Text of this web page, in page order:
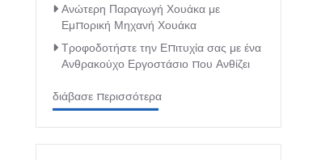
Ανώτερη Παραγωγή Χουάκα με
Εμπορική Μηχανή Χουάκα
Τροφοδοτήστε την Επιτυχία σας με ένα
Ανθρακούχο Εργοστάσιο που Ανθίζει
διάβασε περισσότερα